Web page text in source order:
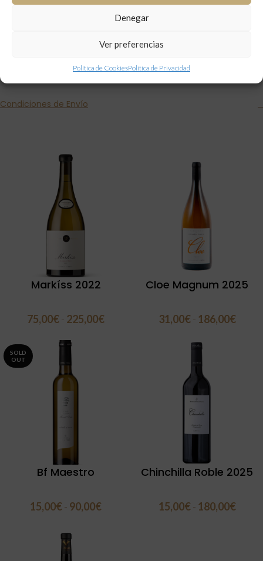
Denegar
Ver preferencias
Política de CookiesPolítica de Privacidad
UNIDAD / CAJA
NOTA DE CATA Y FICHA TÉCNICA
Condiciones de Envío
Markíss 2022
75,00€- 225,00€
Cloe Magnum 2025
31,00€- 186,00€
SOLD
OUT
Bf Maestro
15,00€- 90,00€
Chinchilla Roble 2025
15,00€- 180,00€